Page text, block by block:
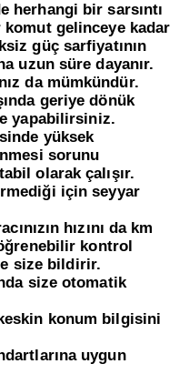
herhangi bir sarsıntı
gelinceye kadar
güç sarfiyatının
uzun süre dayanır.
da mümkündür.
geriye dönük
yapabilirsiniz.
yüksek
sorunu
olarak çalışır.
için seyyar
hızını da km
kontrol
size bildirir.
size otomatik
konum bilgisini
uygun